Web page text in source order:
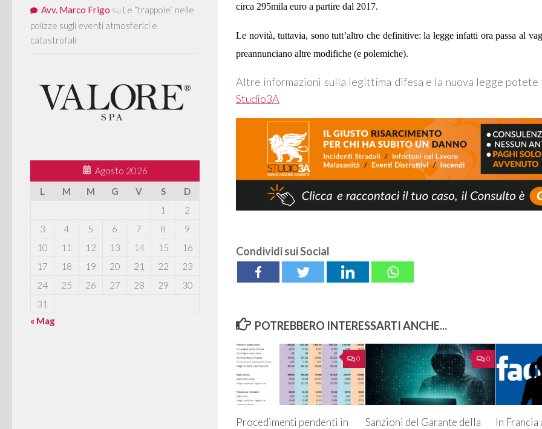
circa 295mila euro a partire dal 2017.
Le novità, tuttavia, sono tutt’altro che definitive: la legge infatti ora passa al
preannunciano altre modifiche (e polemiche).
Altre informazioni sulla legittima difesa e la nuova legge
Studio3A
Condividi sui Social
POTREBBERO INTERESSARTI ANCHE...
0
Procedimenti pendenti in
0
Sanzioni del Garante della
In Francia
Avv. Marco Frigo su Le “trappole” nelle
polizze sugli eventi atmosferici e
catastrofali
Agosto 2026
L
M M G V S
D
1
2
3
4 5 6 7 8
9
10
11 12 13 14 15
16
17
18 19 20 21 22
23
24
25 26 27 28 29
30
31
« Mag